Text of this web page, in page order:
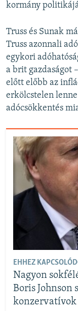
kormány
Truss és Sunak
Truss azonnali
egykori
a brit gazdaságot
előtt előbb az
erkölcstelen
adócsökkentés
EHHEZ
Nagyon
Boris Johnson
konzervatívok